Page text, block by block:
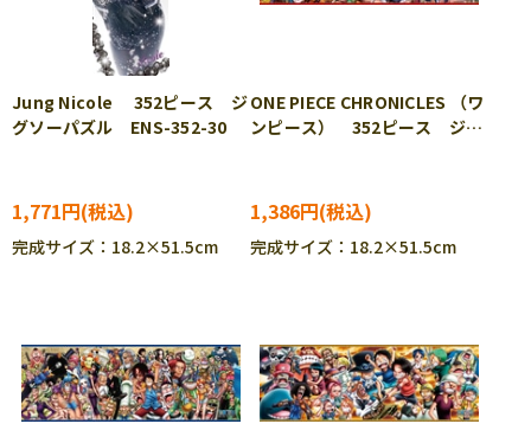
Jung Nicole 352ピース ジ
グソーパズル ENS-352-30
1,771円
完成サイズ：18.2×51.5cm
ONE PIECE CHRONICLES （ワ
ンピース） 352ピース ジグ
1,386円
完成サイズ：18.2×51.5cm